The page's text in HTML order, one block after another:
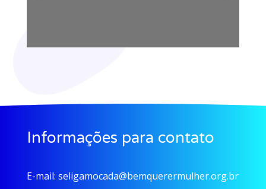
Informações para contato
E-mail: seligamocada@bemquerermulher.org.br